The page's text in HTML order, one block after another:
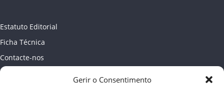
Gerir o Consentimento
Estatuto Editorial
Ficha Técnica
Contacte-nos
Newsletter